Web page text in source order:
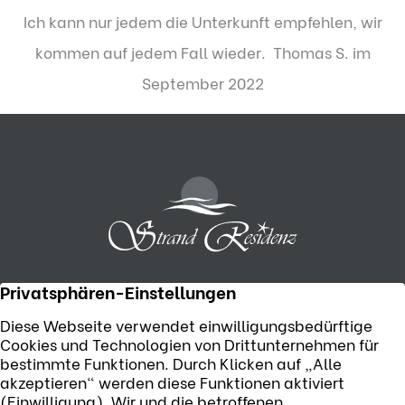
Ich kann nur jedem die Unterkunft empfehlen, wir
kommen auf jedem Fall wieder. Thomas S. im
September 2022
Telefon:+49 (0) 38371 55506
Strandpromenade 6, D-17449 Karlshagen
Jetzt E-Mail senden